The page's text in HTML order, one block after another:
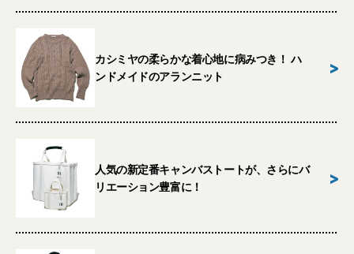
カシミヤの柔らかな着心地に病みつき！ ハ
ンドメイドのアランニット
>
人気の新定番キャンバストートが、さらにバ
リエーション豊富に！
>